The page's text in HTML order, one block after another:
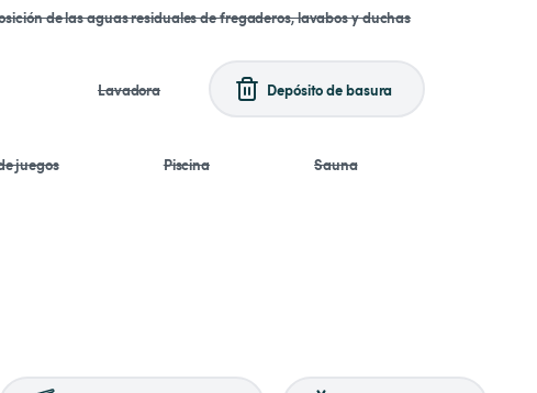
de las aguas residuales de fregaderos, lavabos y duchas
Lavadora Depósito de basura
juegos Piscina Sauna